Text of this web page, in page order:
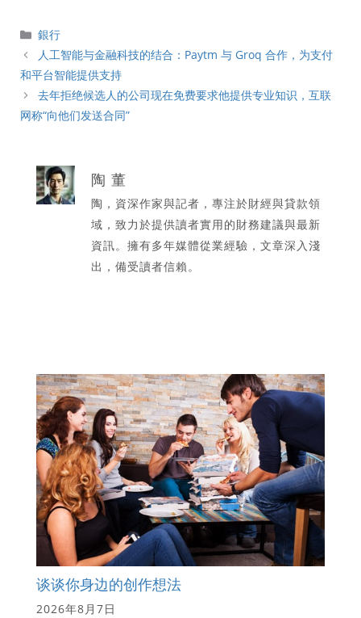
分
類
銀行
人工智能与金融科技的结合：Paytm 与 Groq 合作，为支付
和平台智能提供支持
去年拒绝候选人的公司现在免费要求他提供专业知识，互联
网称“向他们发送合同”
陶 董
陶，資深作家與記者，專注於財經與貸款領
域，致力於提供讀者實用的財務建議與最新
資訊。擁有多年媒體從業經驗，文章深入淺
出，備受讀者信賴。
谈谈你身边的创作想法
2026年8月7日